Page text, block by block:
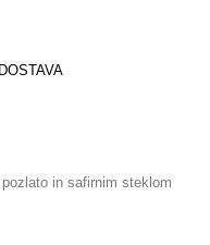
in safirnim steklom